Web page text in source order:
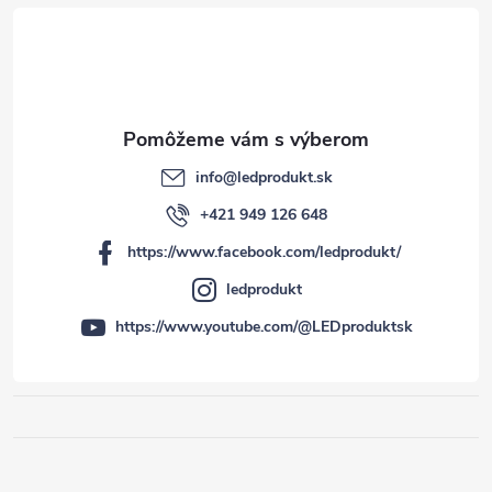
info@ledprodukt.sk
+421 949 126 648
https://www.facebook.com/ledprodukt/
ledprodukt
https://www.youtube.com/@LEDproduktsk